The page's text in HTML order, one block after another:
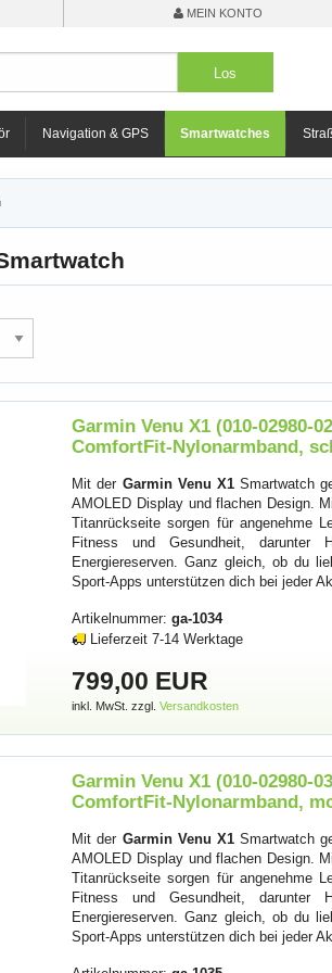
MEIN KONTO
Navigation & GPS Smartwatches
Garmin Venu X1 (010-02980-
ComfortFit-Nylonarmband,
Mit der Garmin Venu X1Smartwatch
AMOLED Display und flachen Design.
Titanrückseite sorgen für angenehme
Fitness und Gesundheit, darunter
Energiereserven. Ganz gleich, ob du
Sport-Apps unterstützen dich bei jeder
Artikelnummer:ga-1034
Lieferzeit 7-14 Werktage
799,00 EUR
inkl. MwSt. zzgl.Versandkosten
Garmin Venu X1 (010-02980-
ComfortFit-Nylonarmband,
Mit der Garmin Venu X1Smartwatch
AMOLED Display und flachen Design.
Titanrückseite sorgen für angenehme
Fitness und Gesundheit, darunter
Energiereserven. Ganz gleich, ob du
Sport-Apps unterstützen dich bei jeder